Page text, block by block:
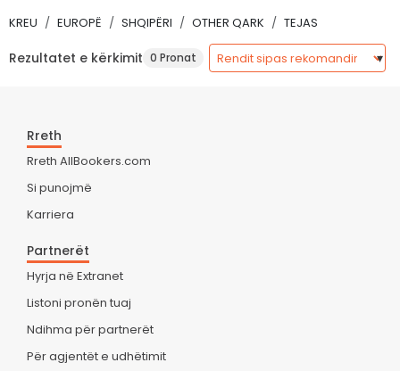
KREU EUROPË SHQIPËRI OTHER QARK TEJAS
Rezultatet e kërkimit 0 Pronat
Rreth
Rreth AllBookers.com
Si punojmë
Karriera
Partnerët
Hyrja në Extranet
Listoni pronën tuaj
Ndihma për partnerët
Për agjentët e udhëtimit